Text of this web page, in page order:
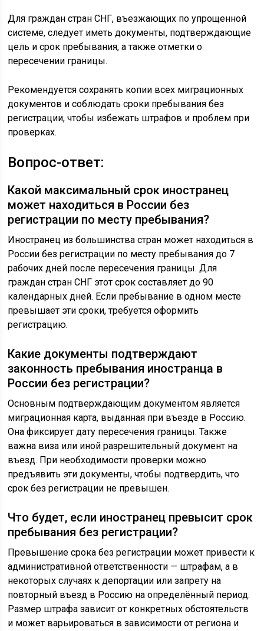
Для граждан стран СНГ, въезжающих по упрощенной
системе, следует иметь документы, подтверждающие
цель и срок пребывания, а также отметки о
пересечении границы.
Рекомендуется сохранять копии всех миграционных
документов и соблюдать сроки пребывания без
регистрации, чтобы избежать штрафов и проблем при
проверках.
Вопрос-ответ:
Какой максимальный срок иностранец
может находиться в России без
регистрации по месту пребывания?
Иностранец из большинства стран может находиться в
России без регистрации по месту пребывания до 7
рабочих дней после пересечения границы. Для
граждан стран СНГ этот срок составляет до 90
календарных дней. Если пребывание в одном месте
превышает эти сроки, требуется оформить
регистрацию.
Какие документы подтверждают
законность пребывания иностранца в
России без регистрации?
Основным подтверждающим документом является
миграционная карта, выданная при въезде в Россию.
Она фиксирует дату пересечения границы. Также
важна виза или иной разрешительный документ на
въезд. При необходимости проверки можно
предъявить эти документы, чтобы подтвердить, что
срок без регистрации не превышен.
Что будет, если иностранец превысит срок
пребывания без регистрации?
Превышение срока без регистрации может привести к
административной ответственности — штрафам, а в
некоторых случаях к депортации или запрету на
повторный въезд в Россию на определённый период.
Размер штрафа зависит от конкретных обстоятельств
и может варьироваться в зависимости от региона и